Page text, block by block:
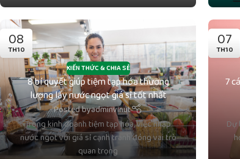
08
TH10
KIẾN THỨC & CHIA SẺ
8 bí quyết giúp tiệm tạp hóa thương
lượng lấy nước ngọt giá sỉ tốt nhất
Posted byadminvinut
Trong kinh doanh tiệm tạp hóa, việc nhập
nước ngọt với giá sỉ cạnh tranh đóng vai trò
quan trọng
07
TH10
7
Dự